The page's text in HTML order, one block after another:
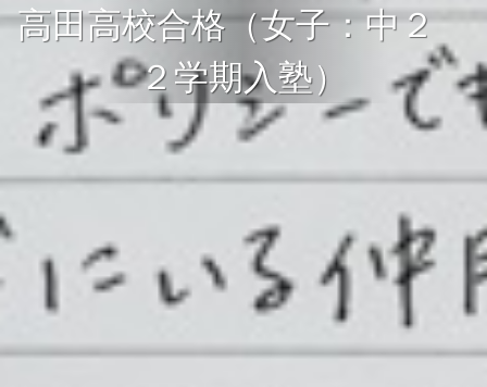
高田高校合格（女子：中２
２学期入塾）